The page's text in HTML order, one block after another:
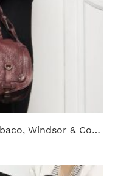
Windsor & Co…